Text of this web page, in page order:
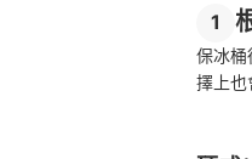
1
保冰桶
擇上也